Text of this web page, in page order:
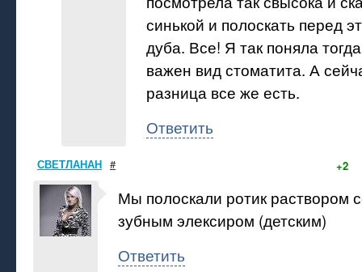
синькой и полоскать перед
дуба. Все! Я так поняла
важен вид стоматита. А
разница все же есть.
Ответить
СВЕТЛАНАН # +2
Мы полоскали ротик раствором
зубным элексиром (детским)
Ответить